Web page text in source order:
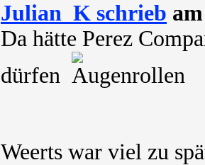
Julian_K schrieb
Da hätte Perez
dürfen
Weerts war viel zu